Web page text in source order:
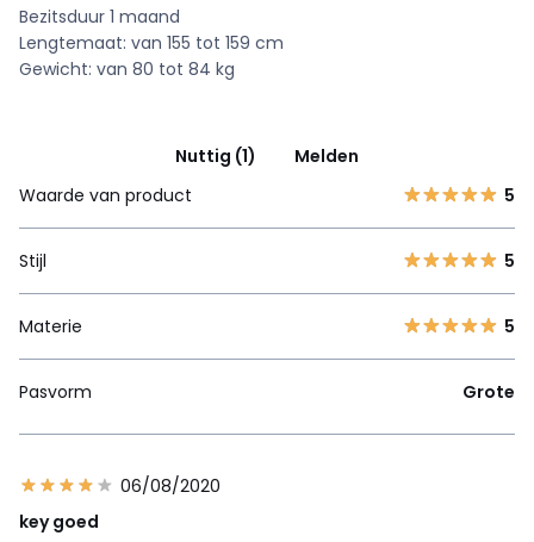
Bezitsduur 1 maand
Lengtemaat: van 155 tot 159 cm
Gewicht: van 80 tot 84 kg
Nuttig (1)
Melden
Waarde van product
5
Stijl 5
Materie 5
Pasvorm Grote
06/08/2020
key goed